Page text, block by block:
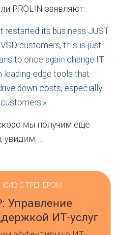
PROLIN заявляют:
restarted its business JUST
customers, this is just
to once again change IT
edge tools that
down costs, especially
мы получим еще
увидим …
С ТРЕНЕРОМ
Управление
ИТ-услуг